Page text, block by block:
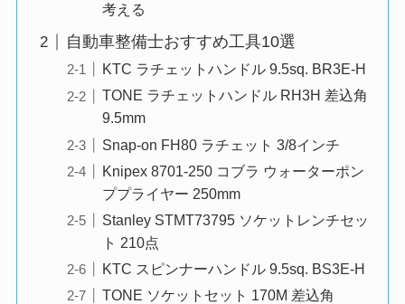
考える
自動車整備士おすすめ工具10選
KTC ラチェットハンドル 9.5sq. BR3E-H
TONE ラチェットハンドル RH3H 差込角
9.5mm
Snap-on FH80 ラチェット 3/8インチ
Knipex 8701-250 コブラ ウォーターポン
ププライヤー 250mm
Stanley STMT73795 ソケットレンチセッ
ト 210点
KTC スピンナーハンドル 9.5sq. BS3E-H
TONE ソケットセット 170M 差込角